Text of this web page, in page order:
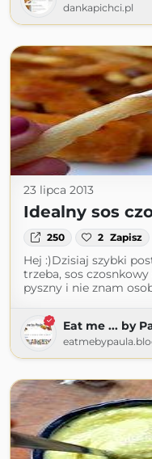
dankapichci.pl
23 lipca 2013
Idealny sos
250 2 Zapisz
Hej :)Dzisiaj szybki
trzeba, sos
pyszny i nie znam
Eat me ... by